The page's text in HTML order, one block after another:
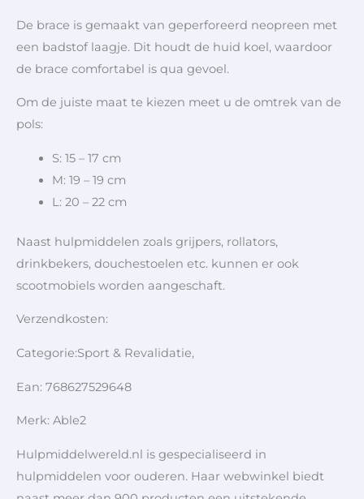
De brace is gemaakt van geperforeerd neopreen met
een badstof laagje. Dit houdt de huid koel, waardoor
de brace comfortabel is qua gevoel.
Om de juiste maat te kiezen meet u de omtrek van de
pols:
S: 15 – 17 cm
M: 19 – 19 cm
L: 20 – 22 cm
Naast hulpmiddelen zoals grijpers, rollators,
drinkbekers, douchestoelen etc. kunnen er ook
scootmobiels worden aangeschaft.
Verzendkosten:
Categorie:Sport & Revalidatie,
Ean: 768627529648
Merk: Able2
Hulpmiddelwereld.nl is gespecialiseerd in
hulpmiddelen voor ouderen. Haar webwinkel biedt